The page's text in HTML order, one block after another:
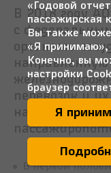
В 2018 году
с
органами
перевозок и
на создание
В первой
«Годовой
пассажирская
Вы также
«Я принимаю»,
Конечно, вы
настройки
браузер
Я